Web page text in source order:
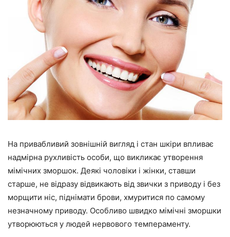
На привабливий зовнішній вигляд і стан шкіри впливає
надмірна рухливість особи, що викликає утворення
мімічних зморшок. Деякі чоловіки і жінки, ставши
старше, не відразу відвикають від звички з приводу і без
морщити ніс, піднімати брови, хмуритися по самому
незначному приводу. Особливо швидко мімічні зморшки
утворюються у людей нервового темпераменту.